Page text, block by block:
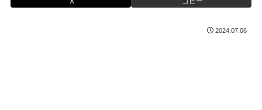
2024.07.06